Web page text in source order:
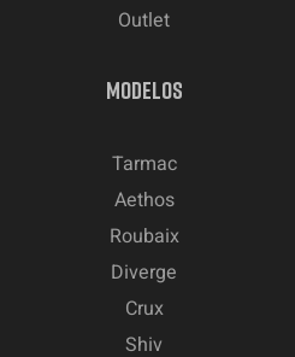
Outlet
MODELOS
Tarmac
Aethos
Roubaix
Diverge
Crux
Shiv